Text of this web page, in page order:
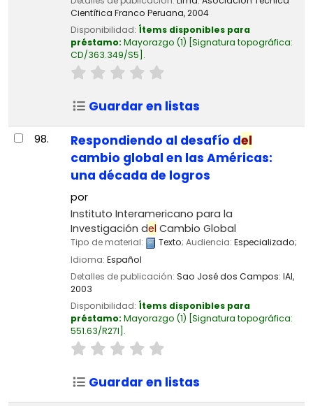
Científica Franco Peruana,2004
Disponibilidad: Ítems disponibles para
préstamo: Mayorazgo (1) Signatura topográfica:
CD/363.349/S5 .
Guardar en listas
98. Respondiendo al desafío del
cambio global en las Américas:
una década de logros
por
Instituto Interamericano para la
Investigación del Cambio Global
Tipo de material: Texto; Audiencia: Especializado;
Idioma: Español
Detalles de publicación: Sao José dos Campos: IAI,
2003
Disponibilidad: Ítems disponibles para
préstamo: Mayorazgo (1) Signatura topográfica:
551.63/R27I .
Guardar en listas